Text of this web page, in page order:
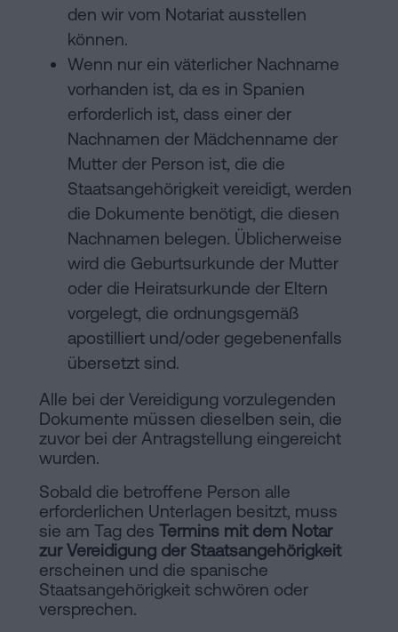
den wir vom Notariat ausstellen
können.
Wenn nur ein väterlicher Nachname
vorhanden ist, da es in Spanien
erforderlich ist, dass einer der
Nachnamen der Mädchenname der
Mutter der Person ist, die die
Staatsangehörigkeit vereidigt, werden
die Dokumente benötigt, die diesen
Nachnamen belegen. Üblicherweise
wird die Geburtsurkunde der Mutter
oder die Heiratsurkunde der Eltern
vorgelegt, die ordnungsgemäß
apostilliert und/oder gegebenenfalls
übersetzt sind.
Alle bei der Vereidigung vorzulegenden
Dokumente müssen dieselben sein, die
zuvor bei der Antragstellung eingereicht
wurden.
Sobald die betroffene Person alle
erforderlichen Unterlagen besitzt, muss
sie am Tag des Termins mit dem Notar
zur Vereidigung der Staatsangehörigkeit
erscheinen und die spanische
Staatsangehörigkeit schwören oder
versprechen.